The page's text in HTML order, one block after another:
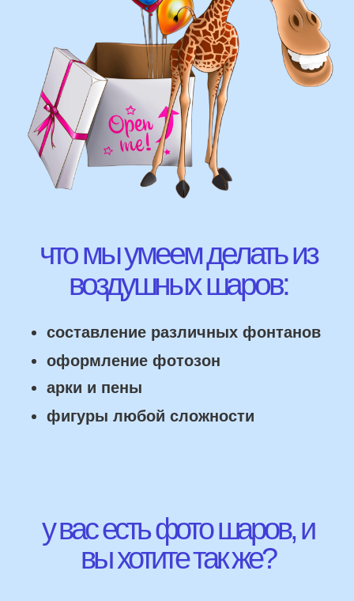
Присылайте картинку, и мы с
удовольствием соберем
похожую композицию!
ВЫСЛАТЬ ФОТО
у вас есть фото шаров, и
вы хотите так же?
НАШИ ГЛАВНЫЕ
ПРЕИМУЩЕСТВА